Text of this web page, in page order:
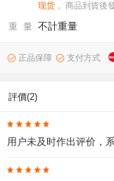
现货 ， 商品到貨後
重 量 不計重量
正品保障 支付方式
評價(2)
用户未及时作出评价，